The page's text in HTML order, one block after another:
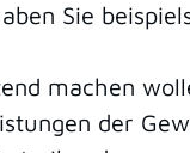
Sie
machen
der